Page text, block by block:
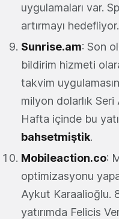
uygulamaları var.
artırmayı hedefliyor.
Sunrise.am: Son
bildirim hizmeti
takvim
milyon dolarlık Seri
Hafta içinde bu
bahsetmiştik.
Mobileaction.co:
optimizasyonu
Aykut Karaalioğlu.
yatırımda Felicis